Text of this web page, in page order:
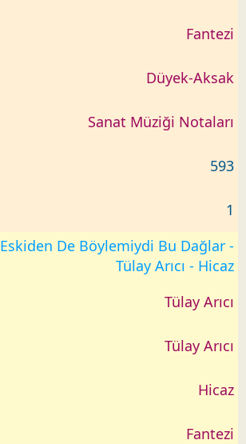
Fantezi
Düyek-Aksak
Sanat Müziği Notaları
593
1
Eskiden De Böylemiydi Bu Dağlar -
Tülay Arıcı - Hicaz
Tülay Arıcı
Tülay Arıcı
Hicaz
Fantezi